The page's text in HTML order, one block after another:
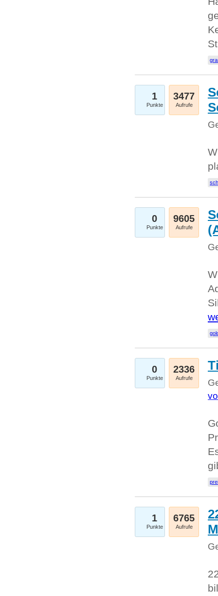
1
Punkte
3477
Aufrufe
0
Punkte
9605
Aufrufe
0
Punkte
2336
Aufrufe
1
Punkte
6765
Aufrufe